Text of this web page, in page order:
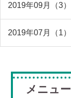
2019年09月（3）
2019年07月（1）
メニュー